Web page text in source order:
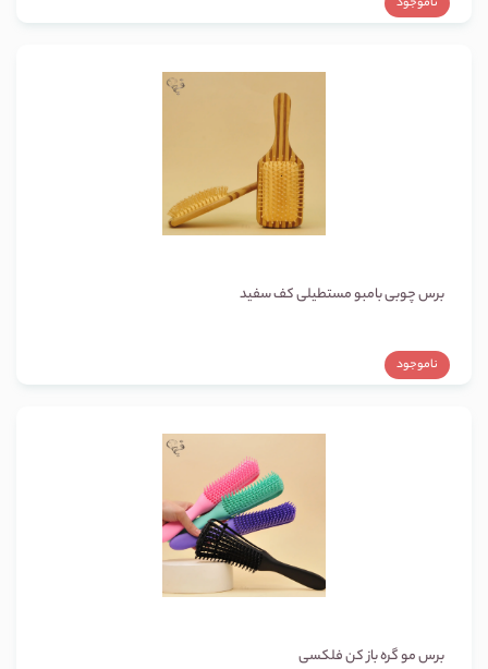
برس چوبی بامبو مستطیلی کف سفید
ناموجود
برس مو گره باز کن فلکسی